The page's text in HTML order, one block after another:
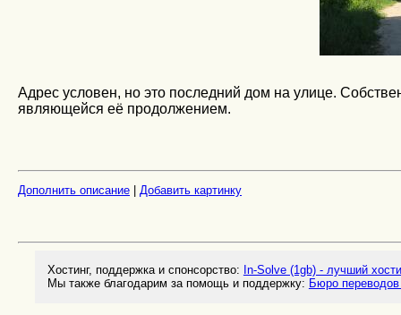
Адрес условен, но это последний дом на улице.
являющейся её продолжением.
Дополнить описание Добавить картинку
Хостинг, поддержка и спонсорство: In-Solve (1gb) - лучший
Мы также благодарим за помощь и поддержку: Бюро переводов